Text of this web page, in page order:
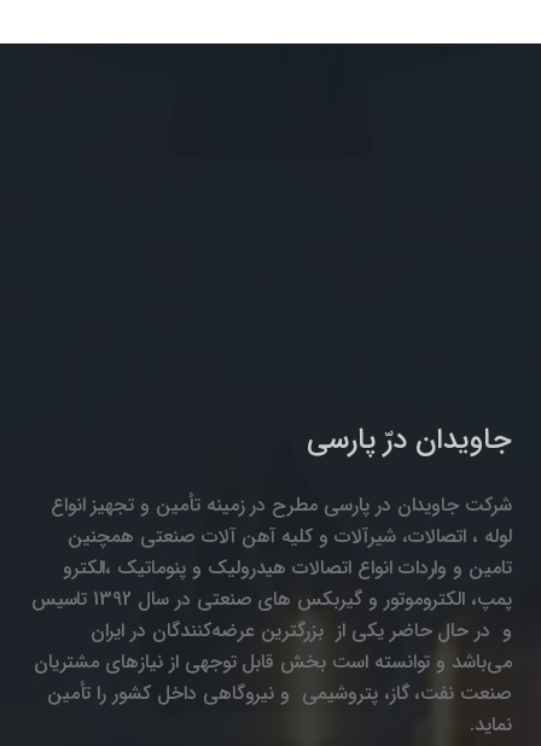
جاویدان درّ پارسی
شرکت جاویدان در پارسی مطرح در زمینه تأمین و تجهیز انواع
لوله ، اتصالات، شیرآلات و کلیه آهن آلات صنعتی همچنین
تامین و واردات انواع اتصالات هیدرولیک و پنوماتیک ،الکترو
پمپ، الکتروموتور و گیربکس های صنعتی در سال 1392 تاسیس
و در حال حاضر یکی از بزرگترین عرضه‌کنندگان در ایران
می‌باشد و توانسته است بخش قابل توجهی از نیازهای مشتریان
صنعت نفت، گاز، پتروشیمی و نیروگاهی داخل کشور را تأمین
نماید.